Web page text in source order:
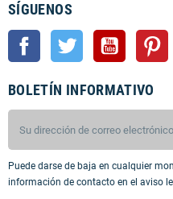
SÍGUENOS
Facebook Twitter YouTube
BOLETÍN INFORMATIVO
Puede darse de baja en cualquier
información de contacto en el aviso